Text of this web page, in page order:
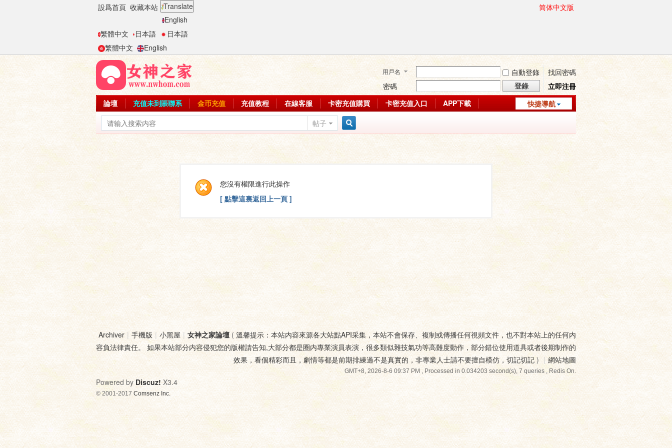
設爲首頁 收藏本站 Translate
English
繁體中文
日本語
日本語
繁體中文
English
简体中文版
用戶名 自動登錄
找回密碼
密碼
登錄
立即注冊
快捷導航
論壇 充值未到賬聯系 金币充值 充值教程 在線客服 卡密充值購買 卡密充值入口
APP下載
帖子
您沒有權限進行此操作
[ 點擊這裏返回上一頁 ]
Archiver | 手機版 | 小黑屋 | 女神之家論壇 ( 溫馨提示：本站内容來源各大站點API采集，本站不會保存、複制或傳播任何視頻文件，也不對本站上的任何内
容負法律責任。 如果本站部分内容侵犯您的版權請告知,大部分都是圈内專業演員表演，很多類似雜技氣功等高難度動作，部分錯位使用道具或者後期制作的
效果，看個精彩而且，劇情等都是前期排練過不是真實的，非專業人士請不要擅自模仿，切記切記 ) | 網站地圖
GMT+8, 2026-8-6 09:37 PM, Processed in 0.034203 second(s), 7 queries , Redis On.
Powered by Discuz! X3.4
© 2001-2017 Comsenz Inc.